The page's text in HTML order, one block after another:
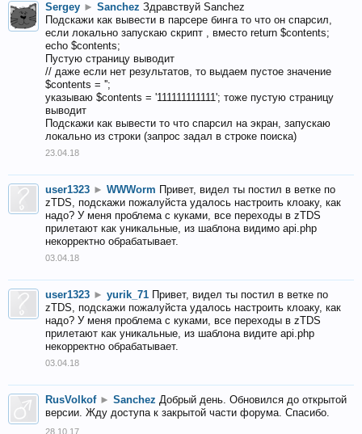
Sergey ► Sanchez Здравствуй Sanchez
Подскажи как вывести в парсере бинга то что он спарсил,
если локально запускаю скрипт , вместо return $contents;
echo $contents;
Пустую страницу выводит
// даже если нет результатов, то выдаем пустое значение
$contents = '';
указываю $contents = '111111111111'; тоже пустую страницу
выводит
Подскажи как вывести то что спарсил на экран, запускаю
локально из строки (запрос задал в строке поиска)
23.04.18
user1323 ► WWWorm Привет, видел ты постил в ветке по
zTDS, подскажи пожалуйста удалось настроить клоаку, как
надо? У меня проблема с куками, все переходы в zTDS
прилетают как уникальные, из шаблона видимо api.php
некорректно обрабатывает.
03.04.18
user1323 ► yurik_71 Привет, видел ты постил в ветке по
zTDS, подскажи пожалуйста удалось настроить клоаку, как
надо? У меня проблема с куками, все переходы в zTDS
прилетают как уникальные, из шаблона видите api.php
некорректно обрабатывает.
03.04.18
RusVolkof ► Sanchez Добрый день. Обновился до открытой
версии. Жду доступа к закрытой части форума. Спасибо.
28.10.17